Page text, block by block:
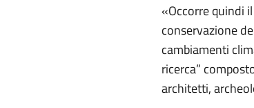
«Occorre quindi il
conservazione
cambiamenti
ricerca”
architetti,